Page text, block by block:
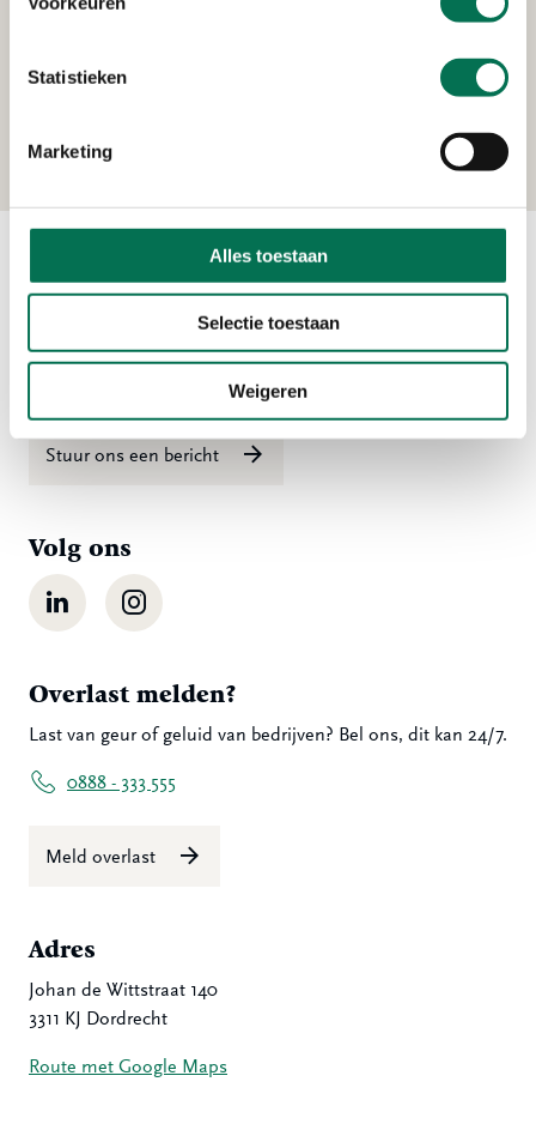
Statistieken
Marketing
Alles toestaan
Selectie toestaan
Weigeren
Heerenlanden Vastgoed B.V.
Contact
Ma t/m vr 08:00 tot 16:30 uur
Stuur ons een bericht
Volg ons
LinkedIn Instagram
Overlast melden?
Last van geur of geluid van bedrijven? Bel ons, dit kan 24/7.
0888 - 333 555
Meld overlast
Adres
Johan de Wittstraat 140
3311 KJ Dordrecht
Route met Google Maps